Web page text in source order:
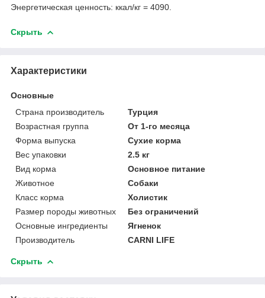
Энергетическая ценность: ккал/кг = 4090.
Скрыть
Характеристики
Основные
Страна производитель
Турция
Возрастная группа
От 1-го месяца
Форма выпуска
Сухие корма
Вес упаковки
2.5 кг
Вид корма
Основное питание
Животное
Собаки
Класс корма
Холистик
Размер породы животных
Без ограничений
Основные ингредиенты
Ягненок
Производитель
CARNI LIFE
Скрыть